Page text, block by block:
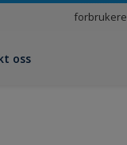
forbrukere
oss